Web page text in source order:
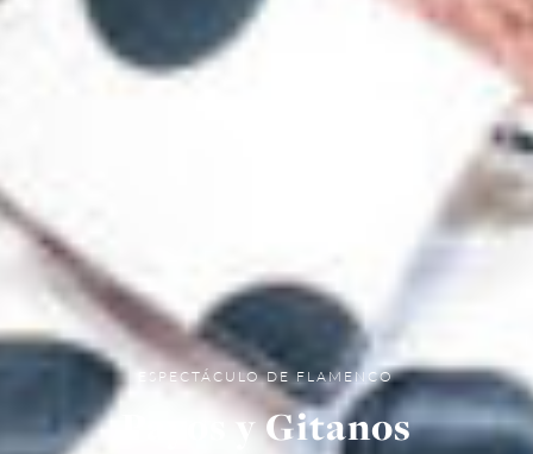
ESPECTÁCULO DE FLAMENCO
Payos y Gitanos